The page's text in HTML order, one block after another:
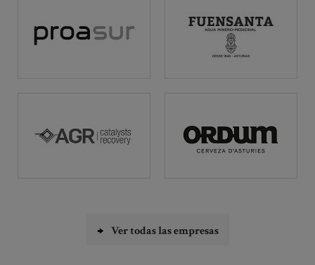
Ver todas las empresas